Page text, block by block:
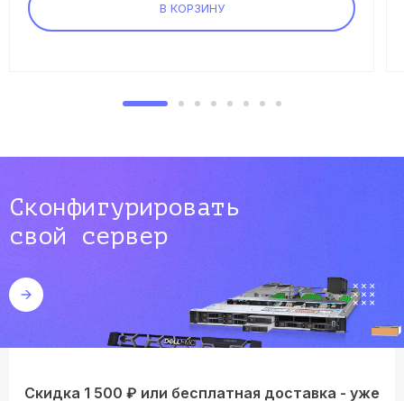
В КОРЗИНУ
Сконфигурировать
свой сервер
Скидка 1 500 ₽ или бесплатная доставка - уже